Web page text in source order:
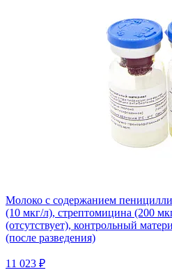
Молоко с содержанием
(10 мкг/л), стрептомицина (200
(отсутствует), контрольный
(после разведения)
11 023 ₽